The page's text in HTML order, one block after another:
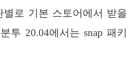
별로 기본 스토어에서 받을
투 20.04에서는 snap 패키